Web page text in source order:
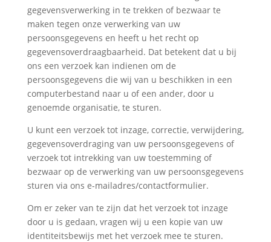
gegevensverwerking in te trekken of bezwaar te
maken tegen onze verwerking van uw
persoonsgegevens en heeft u het recht op
gegevensoverdraagbaarheid. Dat betekent dat u bij
ons een verzoek kan indienen om de
persoonsgegevens die wij van u beschikken in een
computerbestand naar u of een ander, door u
genoemde organisatie, te sturen.
U kunt een verzoek tot inzage, correctie, verwijdering,
gegevensoverdraging van uw persoonsgegevens of
verzoek tot intrekking van uw toestemming of
bezwaar op de verwerking van uw persoonsgegevens
sturen via ons e-mailadres/contactformulier.
Om er zeker van te zijn dat het verzoek tot inzage
door u is gedaan, vragen wij u een kopie van uw
identiteitsbewijs met het verzoek mee te sturen.